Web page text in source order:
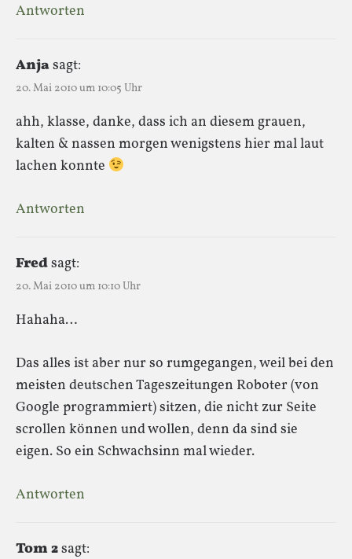
Antworten
Anjasagt:
20. Mai 2010 um 10:05 Uhr
ahh, klasse, danke, dass ich an diesem grauen,
kalten & nassen morgen wenigstens hier mal laut
lachen konnte
Antworten
Fredsagt:
20. Mai 2010 um 10:10 Uhr
Hahaha…
Das alles ist aber nur so rumgegangen, weil bei den
meisten deutschen Tageszeitungen Roboter (von
Google programmiert) sitzen, die nicht zur Seite
scrollen können und wollen, denn da sind sie
eigen. So ein Schwachsinn mal wieder.
Antworten
Tom 2sagt: